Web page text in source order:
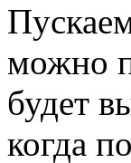
можно
будет
когда